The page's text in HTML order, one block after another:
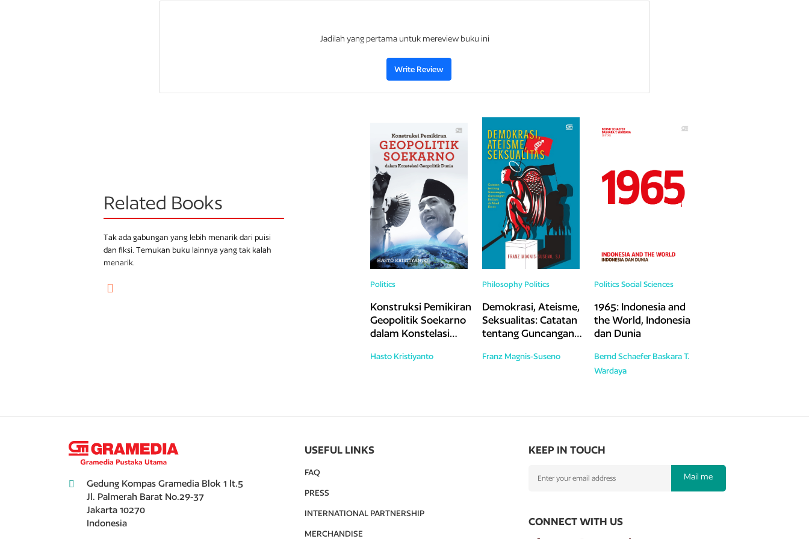
Jadilah yang pertama untuk mereview buku ini
Write Review
Related Books
Tak ada gabungan yang lebih menarik dari puisi
dan fiksi. Temukan buku lainnya yang tak kalah
menarik.
Politics
Konstruksi Pemikiran
Geopolitik Soekarno
dalam Konstelasi
Hasto Kristiyanto
Philosophy Politics
Demokrasi, Ateisme,
Seksualitas: Catatan
tentang Guncangan-
Abad Ke-21
Franz Magnis-Suseno
Politics Social Sciences
1965: Indonesia and
the World, Indonesia
dan Dunia
Bernd Schaefer Baskara T.
Wardaya
Gedung Kompas Gramedia Blok 1 lt.5
Jl. Palmerah Barat No.29-37
Jakarta 10270
Indonesia
USEFUL LINKS
FAQ
PRESS
INTERNATIONAL PARTNERSHIP
MERCHANDISE
KEEP IN TOUCH
Mail me
CONNECT WITH US